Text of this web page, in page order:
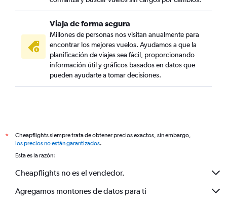
Viaja de forma segura
Millones de personas nos visitan anualmente para
encontrar los mejores vuelos. Ayudamos a que la
planificación de viajes sea fácil, proporcionando
información útil y gráficos basados en datos que
pueden ayudarte a tomar decisiones.
*
Cheapflights siempre trata de obtener precios exactos, sin embargo,
los precios no están garantizados.
Esta es la razón:
Cheapflights no es el vendedor.
Agregamos montones de datos para ti